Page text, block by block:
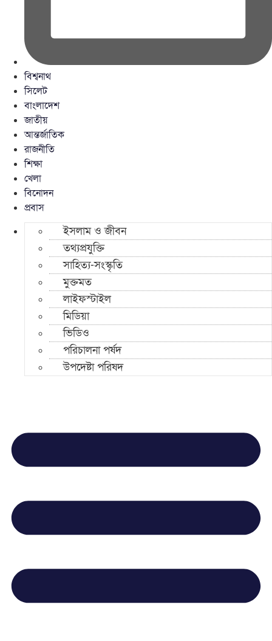
বিশ্বনাথ
সিলেট
বাংলাদেশ
জাতীয়
আন্তর্জাতিক
রাজনীতি
শিক্ষা
খেলা
বিনোদন
প্রবাস
ইসলাম ও জীবন
তথ্যপ্রযুক্তি
সাহিত্য-সংস্কৃতি
মুক্তমত
লাইফস্টাইল
মিডিয়া
ভিডিও
পরিচালনা পর্ষদ
উপদেষ্টা পরিষদ